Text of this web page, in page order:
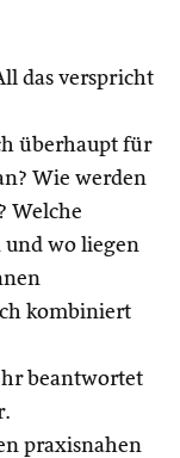
das verspricht
überhaupt für
Wie werden
Welche
und wo liegen
kombiniert
beantwortet
praxisnahen